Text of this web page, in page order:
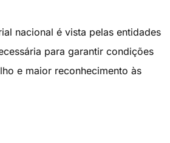
nacional é vista pelas entidades
para garantir condições
e maior reconhecimento às